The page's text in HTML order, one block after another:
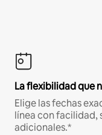
La flexibilidad que
Elige las fechas
línea con facilidad,
adicionales.*